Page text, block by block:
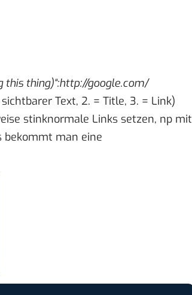
this thing)“:http://google.com/
Text, 2. = Title, 3. = Link)
stinknormale Links setzen, np mit
bekommt man eine